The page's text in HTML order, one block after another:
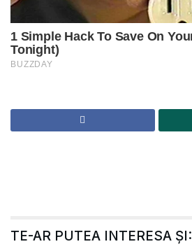
TE-AR PUTEA INTERESA ȘI: